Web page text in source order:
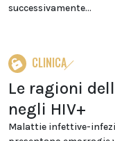
successivamente...
CLINICA
Le ragioni
negli HIV+
Malattie infettive-